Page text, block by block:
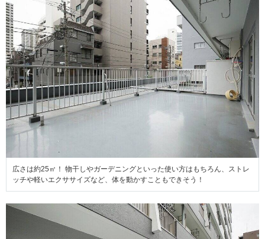
広さは約25㎡！ 物干しやガーデニングといった使い方はもちろん、ストレ
ッチや軽いエクササイズなど、体を動かすこともできそう！